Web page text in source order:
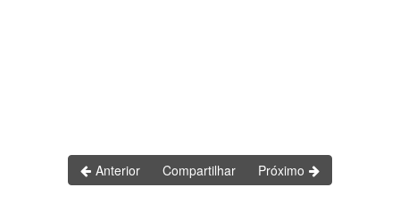
Anterior Compartilhar Próximo